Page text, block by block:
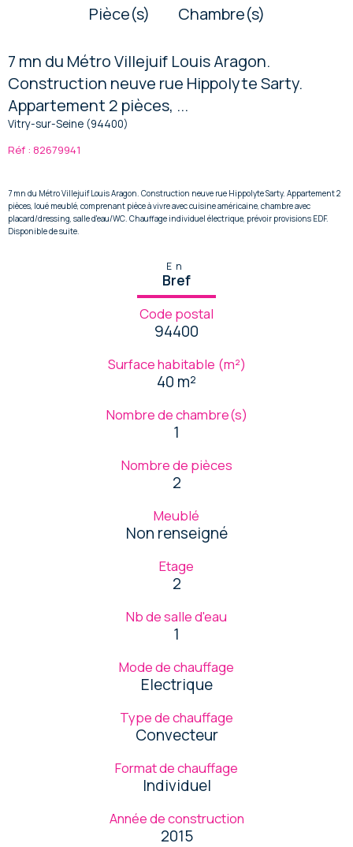
Pièce(s) Chambre(s)
7 mn du Métro Villejuif Louis Aragon.
Construction neuve rue Hippolyte Sarty.
Appartement 2 pièces, ...
Vitry-sur-Seine (94400)
Réf : 82679941
7 mn du Métro Villejuif Louis Aragon. Construction neuve rue Hippolyte Sarty. Appartement 2
pièces, loué meublé, comprenant pièce à vivre avec cuisine américaine, chambre avec
placard/dressing, salle d'eau/WC. Chauffage individuel électrique, prévoir provisions EDF.
Disponible de suite.
En
Bref
Code postal
94400
Surface habitable (m²)
40 m²
Nombre de chambre(s)
1
Nombre de pièces
2
Meublé
Non renseigné
Etage
2
Nb de salle d'eau
1
Mode de chauffage
Electrique
Type de chauffage
Convecteur
Format de chauffage
Individuel
Année de construction
2015